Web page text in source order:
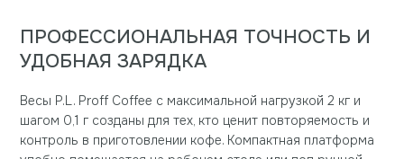
ПРОФЕССИОНАЛЬНАЯ ТОЧНОСТЬ И
УДОБНАЯ ЗАРЯДКА
Весы P.L. Proff Coffee с максимальной нагрузкой 2 кг и
шагом 0,1 г созданы для тех, кто ценит повторяемость и
контроль в приготовлении кофе. Компактная платформа